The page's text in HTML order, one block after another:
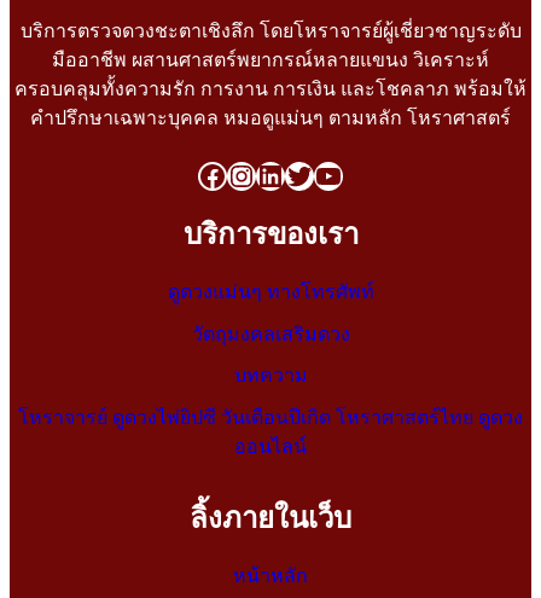
บริการตรวจดวงชะตาเชิงลึก โดยโหราจารย์ผู้เชี่ยวชาญระดับ
มืออาชีพ ผสานศาสตร์พยากรณ์หลายแขนง วิเคราะห์
ครอบคลุมทั้งความรัก การงาน การเงิน และโชคลาภ พร้อมให้
คำปรึกษาเฉพาะบุคคล หมอดูแม่นๆ ตามหลัก โหราศาสตร์
บริการของเรา
ดูดวงแม่นๆ ทางโทรศัพท์
วัตถุมงคลเสริมดวง
บทความ
โหราจารย์ ดูดวงไพ่ยิปซี วันเดือนปีเกิด โหราศาสตร์ไทย ดูดวง
ออนไลน์
ลิ้งภายในเว็บ
หน้าหลัก